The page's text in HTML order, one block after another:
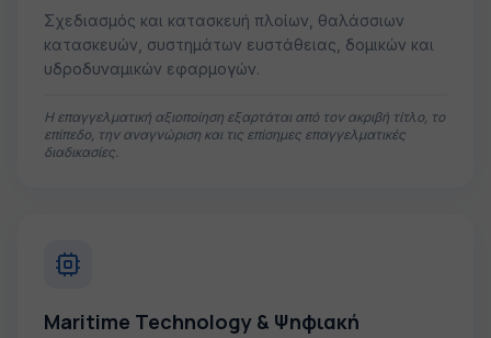
Σχεδιασμός και κατασκευή πλοίων, θαλάσσιων
κατασκευών, συστημάτων ευστάθειας, δομικών και
υδροδυναμικών εφαρμογών.
Η επαγγελματική αξιοποίηση εξαρτάται από τον ακριβή τίτλο, το
επίπεδο, την αναγνώριση και τις επίσημες επαγγελματικές
διαδικασίες.
Maritime Technology & Ψηφιακή